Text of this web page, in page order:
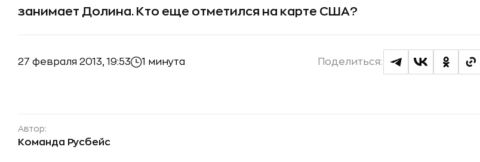
занимает Долина. Кто еще отметился на карте США?
27 февраля 2013, 19:53 1 минута Поделиться:
Автор:
Команда Русбейс